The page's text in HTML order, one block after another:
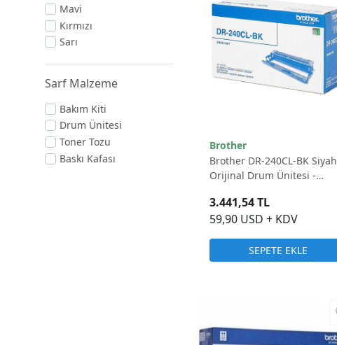
Mavi
Kırmızı
Sarı
Sarf Malzeme
Bakım Kiti
Drum Ünitesi
Toner Tozu
Baskı Kafası
Brother
Brother DR-240CL-BK Siyah
Orijinal Drum Ünitesi -
59,90 USD + KDV
3.441,54 TL
SEPETE EKLE